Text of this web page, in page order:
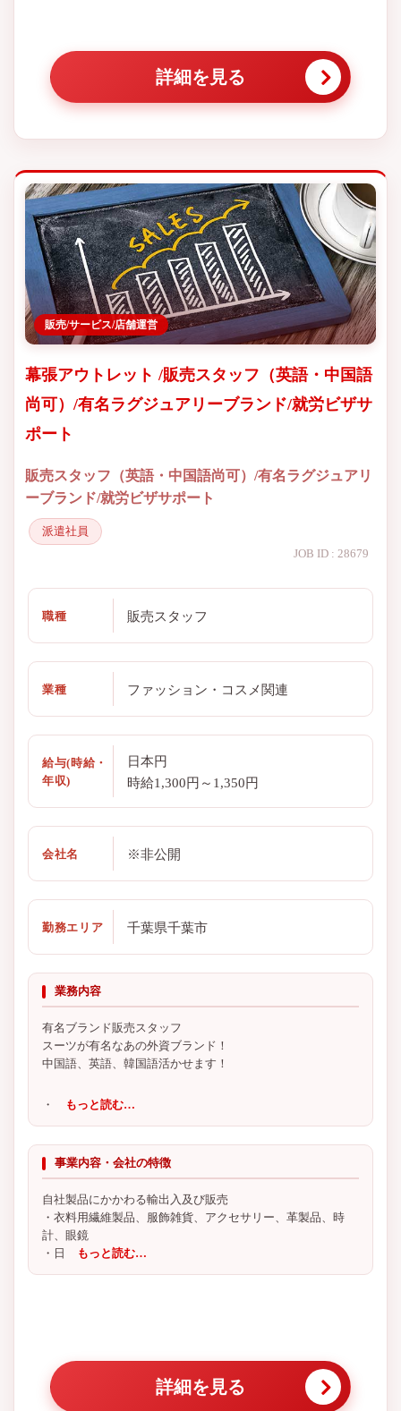
詳細を見る
販売/サービス/店舗運営
幕張アウトレット /販売スタッフ（英語・中国語
尚可）/有名ラグジュアリーブランド/就労ビザサ
ポート
販売スタッフ（英語・中国語尚可）/有名ラグジュアリ
ーブランド/就労ビザサポート
派遣社員
JOB ID : 28679
職種 販売スタッフ
業種 ファッション・コスメ関連
給与(時給・
年収)
日本円
時給1,300円～1,350円
会社名 ※非公開
勤務エリア 千葉県千葉市
業務内容
有名ブランド販売スタッフ
スーツが有名なあの外資ブランド！
中国語、英語、韓国語活かせます！
・ もっと読む…
事業内容・会社の特徴
自社製品にかかわる輸出入及び販売
・衣料用繊維製品、服飾雑貨、アクセサリー、革製品、時
計、眼鏡
・日
もっと読む…
詳細を見る